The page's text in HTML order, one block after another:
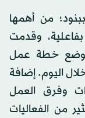
من أهمها
وقدمت
بوضع خطة عمل
اليوم. إضافة
وفرق العمل
من الفعاليات